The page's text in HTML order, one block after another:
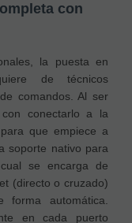
con
la puesta en
de técnicos
comandos. Al ser
conectarlo a la
que empiece a
soporte nativo para
se encarga de
(directo o cruzado)
automática.
en cada puerto